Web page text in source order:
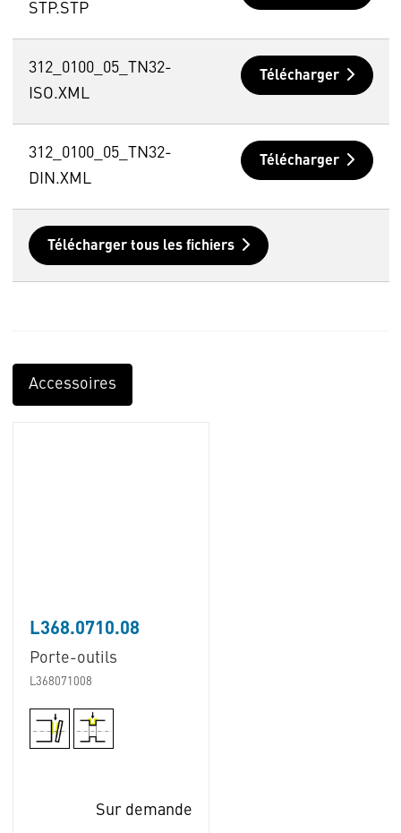
STP.STP
312_0100_05_TN32-
ISO.XML
Télécharger
312_0100_05_TN32-
DIN.XML
Télécharger
Télécharger tous les fichiers
Accessoires
L368.0710.08
Porte-outils
L368071008
Sur demande